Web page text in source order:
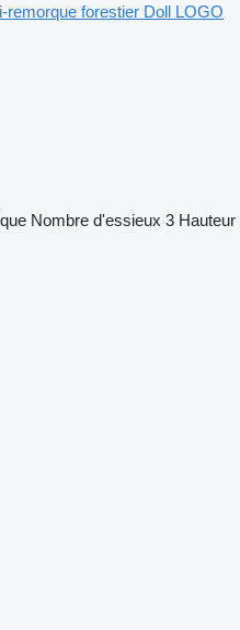
remorque forestier Doll LOGO
Nombre d'essieux 3 Hauteur